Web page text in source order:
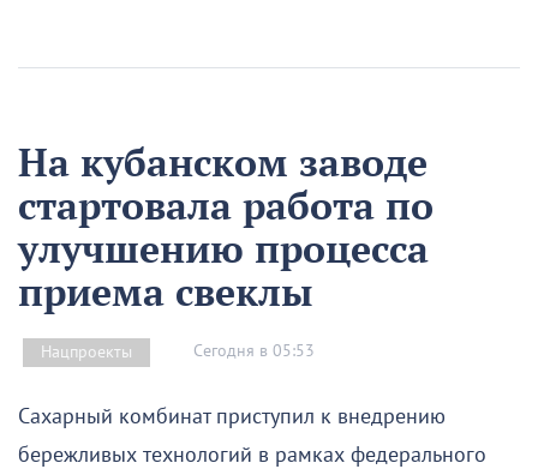
На кубанском заводе
стартовала работа по
улучшению процесса
приема свеклы
Нацпроекты Сегодня в 05:53
Сахарный комбинат приступил к внедрению
бережливых технологий в рамках федерального